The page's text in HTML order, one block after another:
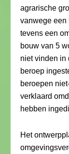
agrarische
vanwege een
tevens een
bouw van 5
niet vinden in
beroep
beroepen
verklaard
hebben
Het